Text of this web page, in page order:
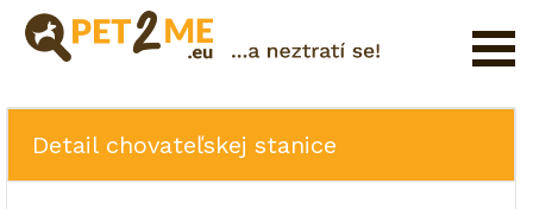
Prihlásenie
Detail chovateľskej stanice